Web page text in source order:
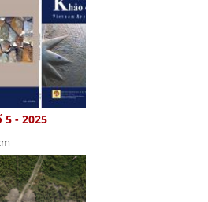
5 - 2025